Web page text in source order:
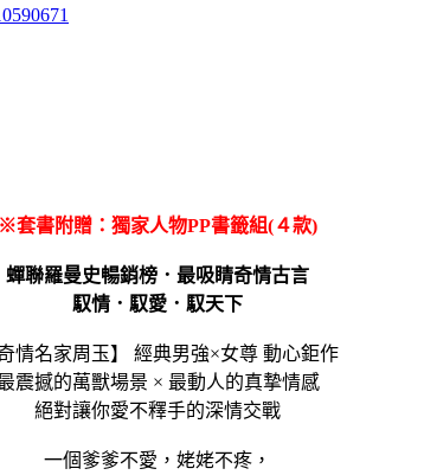
※套書附贈：獨家人物PP書籤組(４款)
蟬聯羅曼史暢銷榜．最吸睛奇情古言
馭情．馭愛．馭天下
奇情名家周玉】 經典男強×女尊 動心鉅作
震撼的萬獸場景 × 最動人的真摯情感
絕對讓你愛不釋手的深情交戰
一個爹爹不愛，姥姥不疼，